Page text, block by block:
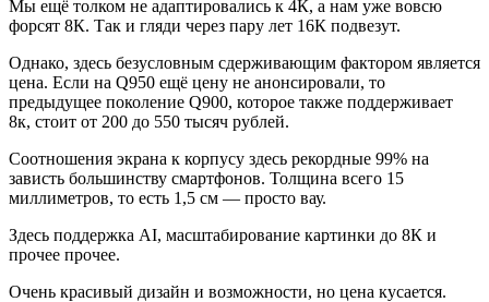
Мы ещё толком не адаптировались к 4К, а нам уже вовсю
форсят 8К. Так и гляди через пару лет 16К подвезут.
Однако, здесь безусловным сдерживающим фактором является
цена. Если на Q950 ещё цену не анонсировали, то
предыдущее поколение Q900, которое также поддерживает
8к, стоит от 200 до 550 тысяч рублей.
Соотношения экрана к корпусу здесь рекордные 99% на
зависть большинству смартфонов. Толщина всего 15
миллиметров, то есть 1,5 см — просто вау.
Здесь поддержка AI, масштабирование картинки до 8К и
прочее прочее.
Очень красивый дизайн и возможности, но цена кусается.